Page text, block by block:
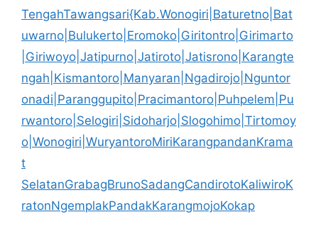
TengahTawangsari{Kab.Wonogiri|Baturetno|Bat
uwarno|Bulukerto|Eromoko|Giritontro|Girimarto
|Giriwoyo|Jatipurno|Jatiroto|Jatisrono|Karangte
ngah|Kismantoro|Manyaran|Ngadirojo|Nguntor
onadi|Paranggupito|Pracimantoro|Puhpelem|Pu
rwantoro|Selogiri|Sidoharjo|Slogohimo|Tirtomoy
o|Wonogiri|WuryantoroMiriKarangpandanKrama
t
SelatanGrabagBrunoSadangCandirotoKaliwiroK
ratonNgemplakPandakKarangmojoKokap